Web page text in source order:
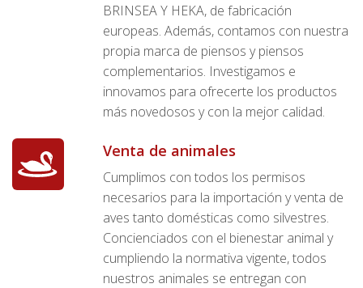
BRINSEA Y HEKA, de fabricación
europeas. Además, contamos con nuestra
propia marca de piensos y piensos
complementarios. Investigamos e
innovamos para ofrecerte los productos
más novedosos y con la mejor calidad.
Venta de animales
Cumplimos con todos los permisos
necesarios para la importación y venta de
aves tanto domésticas como silvestres.
Concienciados con el bienestar animal y
cumpliendo la normativa vigente, todos
nuestros animales se entregan con